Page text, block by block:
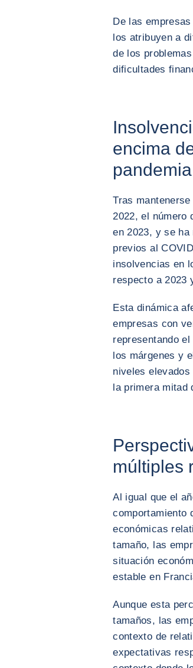
De las
los atribuyen a
de los
dificultades
encima
pandemia
Tras
2022, el número
en 2023, y se
previos al
insolvencias en
respecto a 2023
Esta dinámica
empresas con
representando
los márgenes y
niveles
la primera mitad
múltiples
Al igual que el
comportamiento
económicas
tamaño, las
situación
estable en
Aunque esta
tamaños, las
contexto de
expectativas